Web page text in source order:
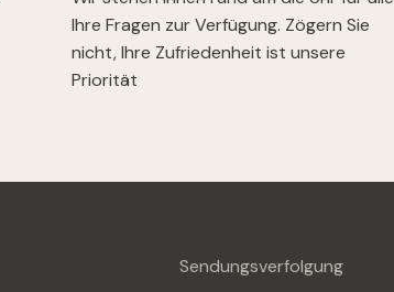
Ihre Fragen zur Verfügung. Zögern Sie
nicht, Ihre Zufriedenheit ist unsere
Priorität
Sendungsverfolgung